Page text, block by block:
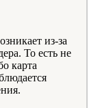
из-за
То есть не
карта